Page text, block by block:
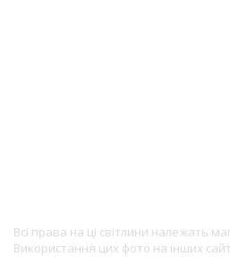
Всі права на ці світлини належать
Використання цих фото на інших